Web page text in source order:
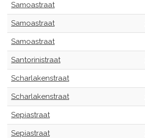
Samoastraat
Samoastraat
Samoastraat
Santorinistraat
Scharlakenstraat
Scharlakenstraat
Sepiastraat
Sepiastraat